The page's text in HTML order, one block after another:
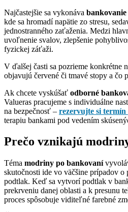
Najčastejšie sa vykonáva
kde sa hromadí napätie zo stresu,
jednostranného zaťaženia. Medzi
uvoľnenie svalov, zlepšenie
fyzickej záťaži.
V ďalšej časti sa pozrieme konkrétne
objavujú červené či tmavé stopy a čo
Ak chcete vyskúšať odborné
Valueras pracujeme s individuálne
na bezpečnosť – rezervujte si termín
terapiu bankami pod vedením
Prečo vznikajú
Téma modriny po bankovaní
skutočnosti ide vo väčšine prípadov o
podtlak. Keď sa vytvorí podtlak v
prekrveniu danej oblasti a k presunu
proces spôsobuje viditeľné farebné